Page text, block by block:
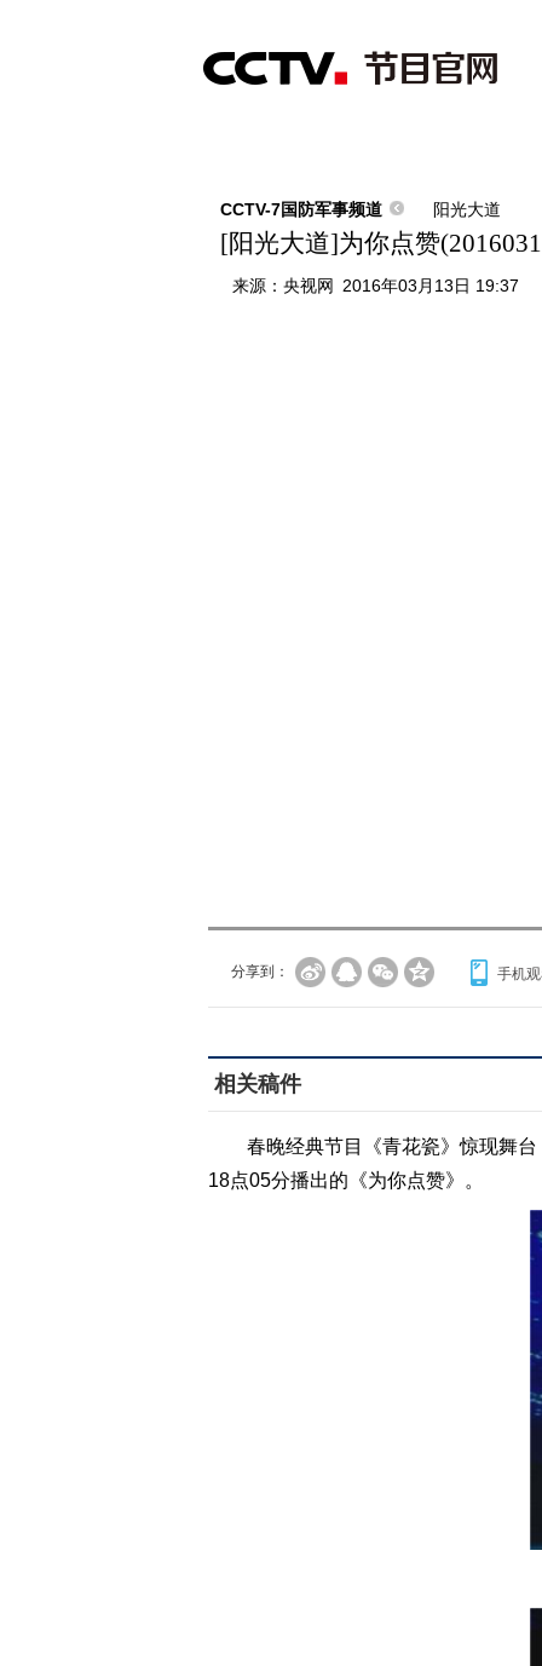
综合 新闻 财经 综艺 中文国际
CCTV-7国防军事频道 阳光大道
[阳光大道]为你点赞
来源： 央视网 2016年03月13日 19:37
分享到： 手机
相关稿件
春晚经典节目《青花瓷》惊现舞
18点05分播出的《为你点赞》。